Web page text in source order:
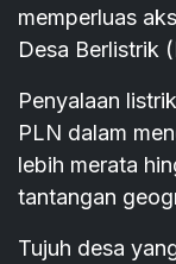
memperluas
Desa Berlistrik
Penyalaan
PLN dalam
lebih merata
tantangan
Tujuh desa